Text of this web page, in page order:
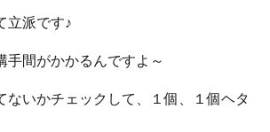
立派です♪
手間がかかるんですよ～
ないかチェックして、１個、１個ヘタ